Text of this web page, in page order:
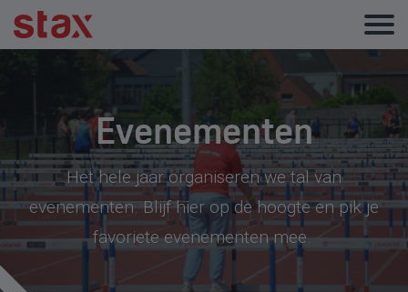
Evenementen
Het hele jaar organiseren we tal van
evenementen. Blijf hier op de hoogte en pik je
favoriete evenementen mee.